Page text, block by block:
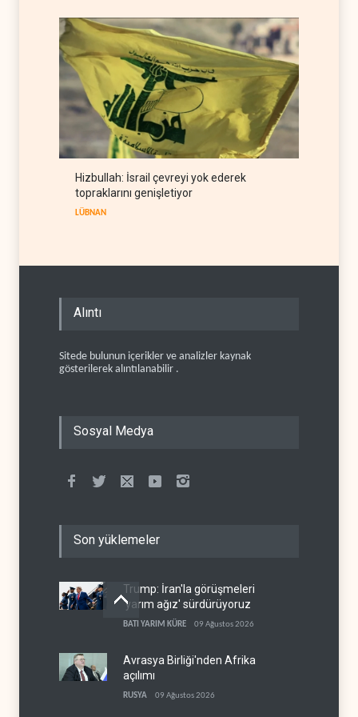
Hizbullah: İsrail çevreyi yok ederek
topraklarını genişletiyor
LÜBNAN
Alıntı
Sitede bulunun içerikler ve analizler kaynak
gösterilerek alıntılanabilir .
Sosyal Medya
Son yüklemeler
Trump: İran'la görüşmeleri
'yarım ağız' sürdürüyoruz
BATI YARIM KÜRE 09 Ağustos 2026
Avrasya Birliği'nden Afrika
açılımı
RUSYA 09 Ağustos 2026